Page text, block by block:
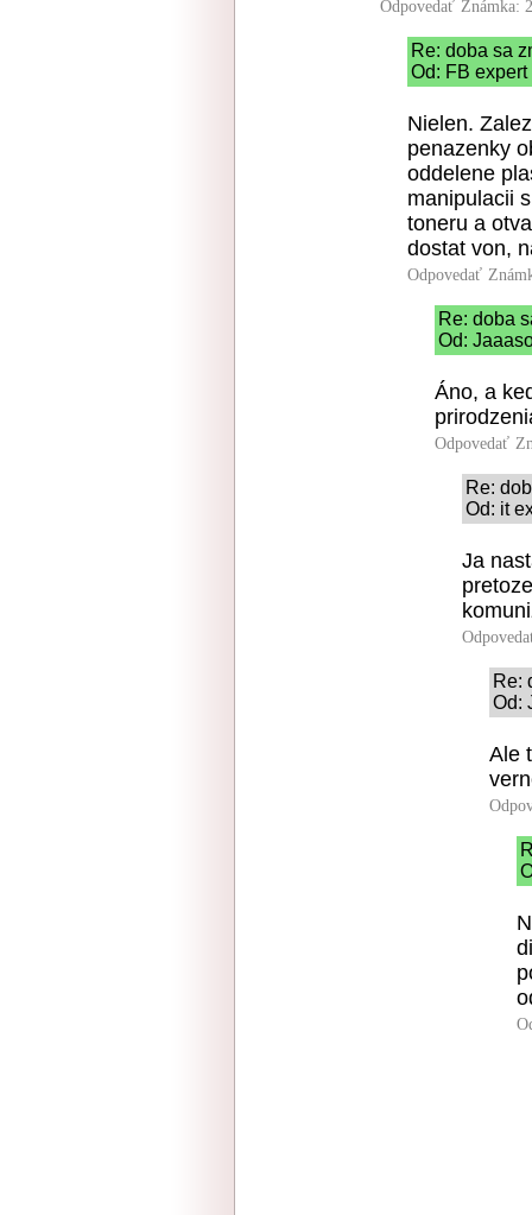
Odpovedať Známka:
Re: doba sa
Od: FB
Nielen.
penazenky
oddelene
manipulacii
toneru a
dostat von,
Odpovedať
Re: doba
Od:
Áno, a
Odpovedať
Re:
Od: it
Ja
Re:
Od:
Ale